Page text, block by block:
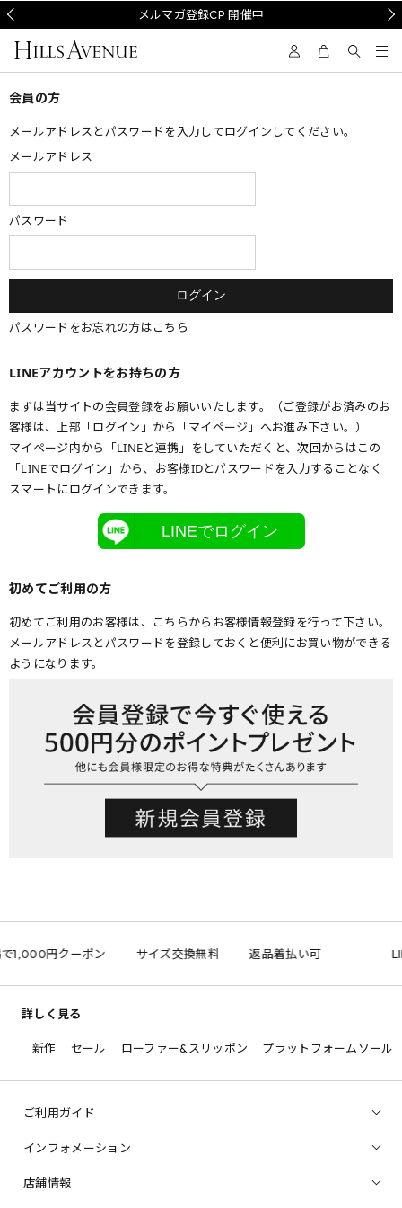
メルマガ登録CP 開催中
会員の方
メールアドレスとパスワードを入力してログインしてください。
メールアドレス
パスワード
パスワードをお忘れの方はこちら
LINEアカウントをお持ちの方
まずは当サイトの会員登録をお願いいたします。（ご登録がお済みのお
客様は、上部「ログイン」から「マイページ」へお進み下さい。）
マイページ内から「LINEと連携」をしていただくと、次回からはこの
「LINEでログイン」から、お客様IDとパスワードを入力することなく
スマートにログインできます。
LINEでログイン
初めてご利用の方
初めてご利用のお客様は、こちらからお客様情報登録を行って下さい。
メールアドレスとパスワードを登録しておくと便利にお買い物ができる
ようになります。
1,000円クーポン サイズ交換無料 返品着払い可
詳しく見る
新作 セール ローファー&スリッポン プラットフォームソール
ご利用ガイド
インフォメーション
店舗情報